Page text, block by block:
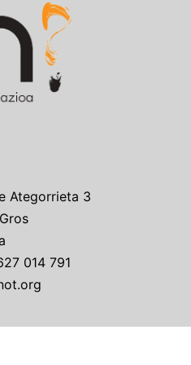
Ategorrieta 3
014 791